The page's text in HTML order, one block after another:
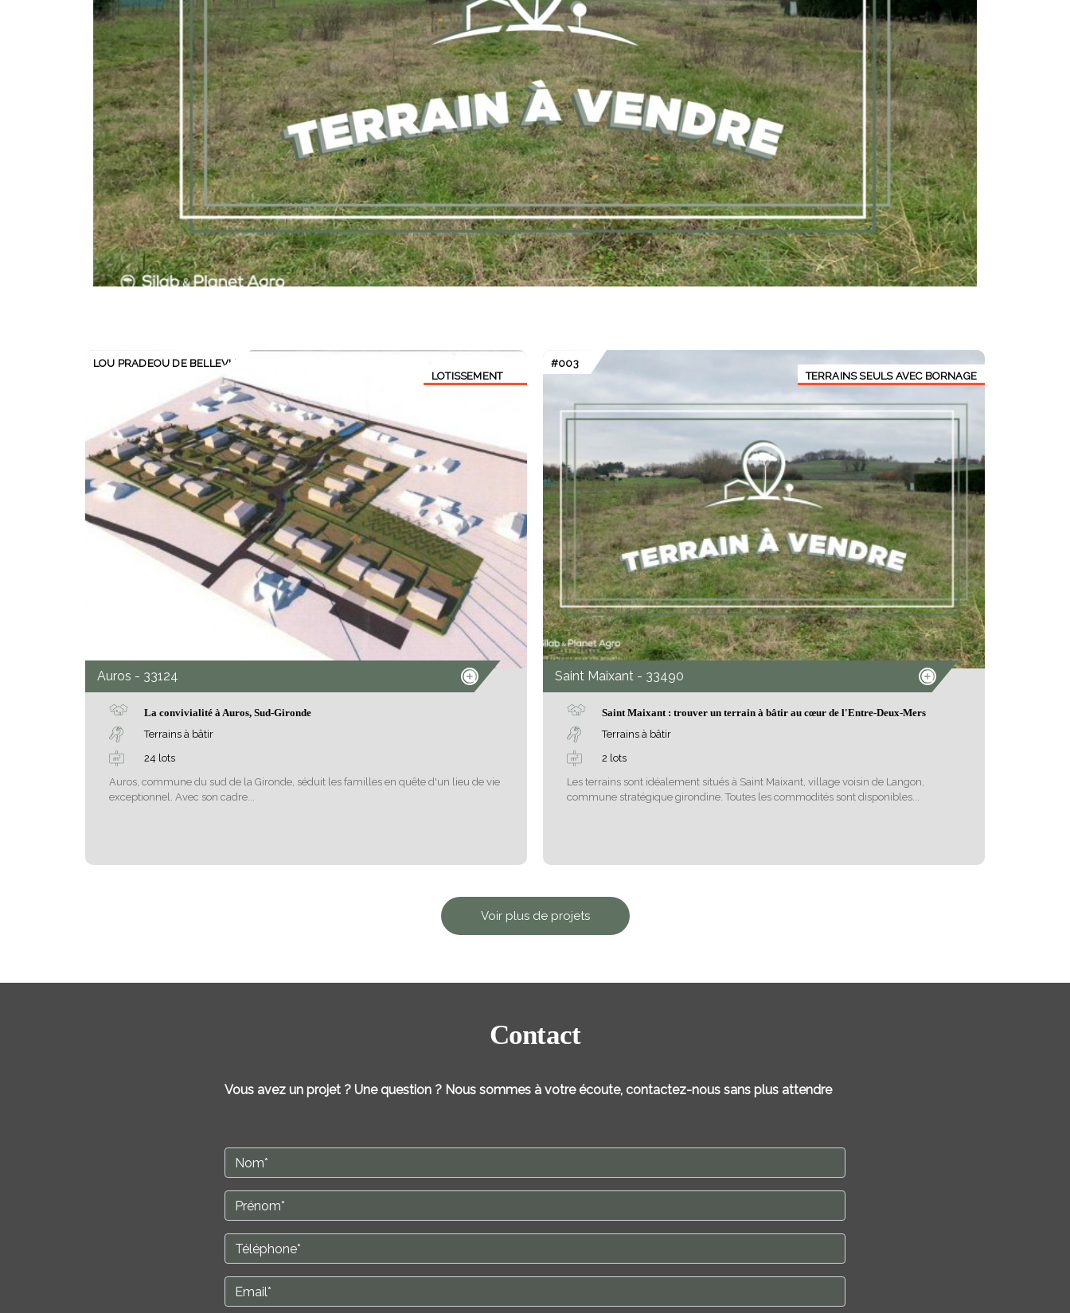
LOU PRADEOU DE BELLEVUE
LOTISSEMENT
Auros - 33124
La convivialité à Auros, Sud-Gironde
Terrains à bâtir
24 lots
Auros, commune du sud de la Gironde, séduit les familles en quête d'un lieu de vie
exceptionnel. Avec son cadre...
#003
TERRAINS SEULS AVEC BORNAGE
Saint Maixant - 33490
Saint Maixant : trouver un terrain à bâtir au cœur de l'Entre-Deux-Mers
Terrains à bâtir
2 lots
Les terrains sont idéalement situés à Saint Maixant, village voisin de Langon,
commune stratégique girondine. Toutes les commodités sont disponibles...
Voir plus de projets
Contact
Vous avez un projet ? Une question ? Nous sommes à votre écoute, contactez-nous sans plus attendre